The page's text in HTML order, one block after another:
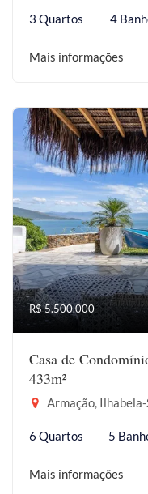
3 Quartos 4
Mais informações
R$ 5.500.000
Casa de
433m²
Armação, Ilhabela-
6 Quartos 5
Mais informações